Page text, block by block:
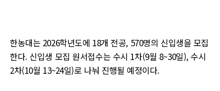
한농대는 2026학년도에 18개 전공, 570명의 신입생을 모집
한다. 신입생 모집 원서접수는 수시 1차(9월 8~30일), 수시
2차(10월 13~24일)로 나눠 진행될 예정이다.